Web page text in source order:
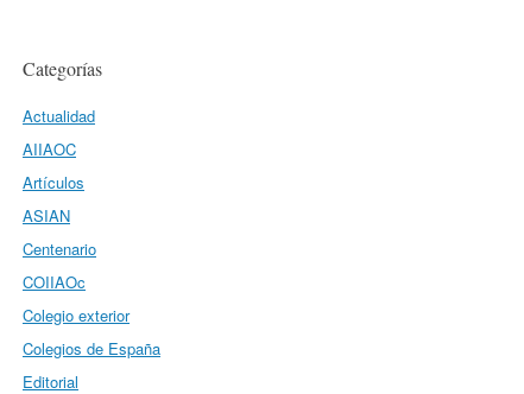
Categorías
Actualidad
AIIAOC
Artículos
ASIAN
Centenario
COIIAOc
Colegio exterior
Colegios de España
Editorial